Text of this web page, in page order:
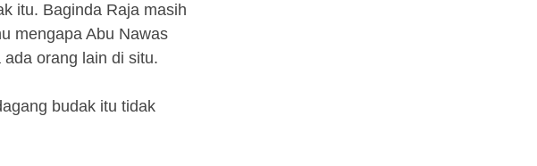
itu. Baginda Raja masih
mengapa Abu Nawas
orang lain di situ.
budak itu tidak